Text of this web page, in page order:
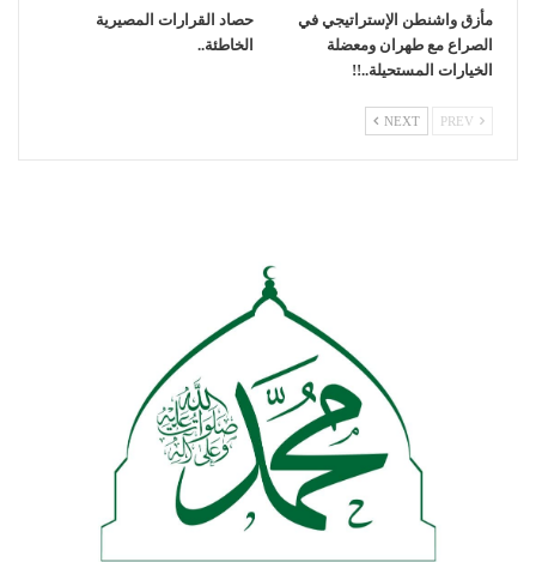
مأزق واشنطن الإستراتيجي في
الصراع مع طهران ومعضلة
الخيارات المستحيلة..!!
حصاد القرارات المصيرية
الخاطئة..
NEXT